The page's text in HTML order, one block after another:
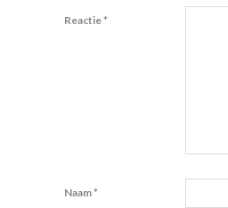
Reactie*
Naam*